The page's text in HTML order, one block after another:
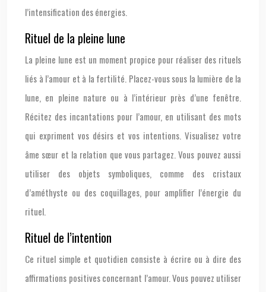
l’intensification des énergies.
Rituel de la pleine lune
La pleine lune est un moment propice pour réaliser des rituels
liés à l’amour et à la fertilité. Placez-vous sous la lumière de la
lune, en pleine nature ou à l’intérieur près d’une fenêtre.
Récitez des incantations pour l’amour, en utilisant des mots
qui expriment vos désirs et vos intentions. Visualisez votre
âme sœur et la relation que vous partagez. Vous pouvez aussi
utiliser des objets symboliques, comme des cristaux
d’améthyste ou des coquillages, pour amplifier l’énergie du
rituel.
Rituel de l’intention
Ce rituel simple et quotidien consiste à écrire ou à dire des
affirmations positives concernant l’amour. Vous pouvez utiliser